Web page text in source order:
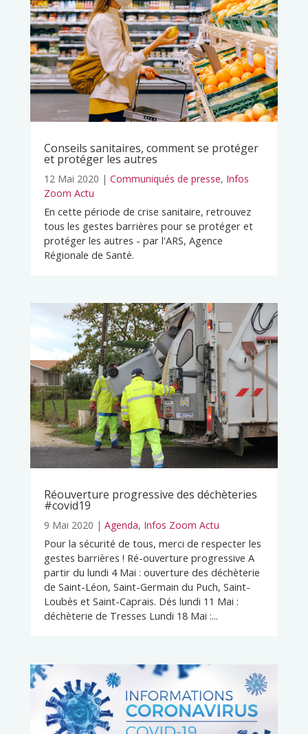
Conseils sanitaires, comment se protéger
et protéger les autres
12 Mai 2020 | Communiqués de presse, Infos
Zoom Actu
En cette période de crise sanitaire, retrouvez
tous les gestes barrières pour se protéger et
protéger les autres - par l'ARS, Agence
Régionale de Santé.
Réouverture progressive des déchèteries
#covid19
9 Mai 2020 | Agenda, Infos Zoom Actu
Pour la sécurité de tous, merci de respecter les
gestes barrières ! Ré-ouverture progressive A
partir du lundi 4 Mai : ouverture des déchèterie
de Saint-Léon, Saint-Germain du Puch, Saint-
Loubès et Saint-Caprais. Dés lundi 11 Mai :
déchèterie de Tresses Lundi 18 Mai :...